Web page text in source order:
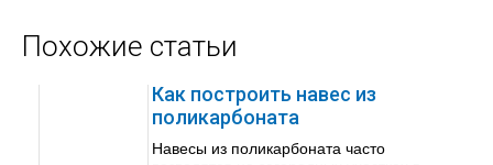
Похожие статьи
Как построить навес из
поликарбоната
Навесы из поликарбоната часто